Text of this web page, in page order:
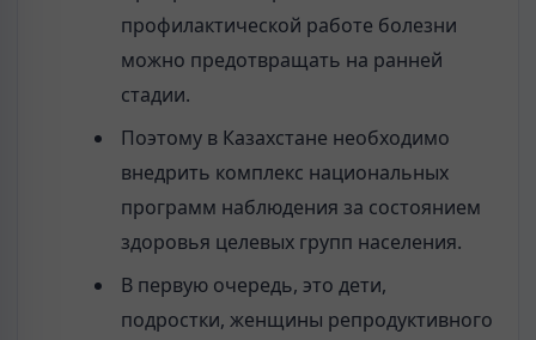
профилактической работе болезни
можно предотвращать на ранней
стадии.
Поэтому в Казахстане необходимо
внедрить комплекс национальных
программ наблюдения за состоянием
здоровья целевых групп населения.
В первую очередь, это дети,
подростки, женщины репродуктивного